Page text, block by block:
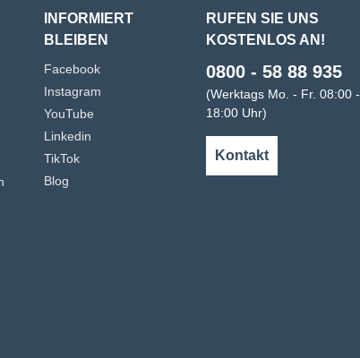
INFORMIERT
BLEIBEN
Facebook
Instagram
YouTube
Linkedin
TikTok
Blog
RUFEN SIE UNS
KOSTENLOS AN!
0800 - 58 88 935
(Werktags Mo. - Fr. 08:00 -
18:00 Uhr)
Kontakt